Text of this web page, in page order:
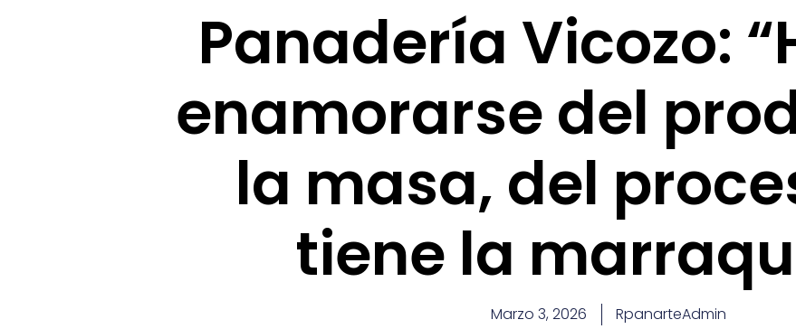
Panadería Vicozo:
enamorarse del
la masa, del
tiene la
Marzo 3, 2026 RpanarteAdmin